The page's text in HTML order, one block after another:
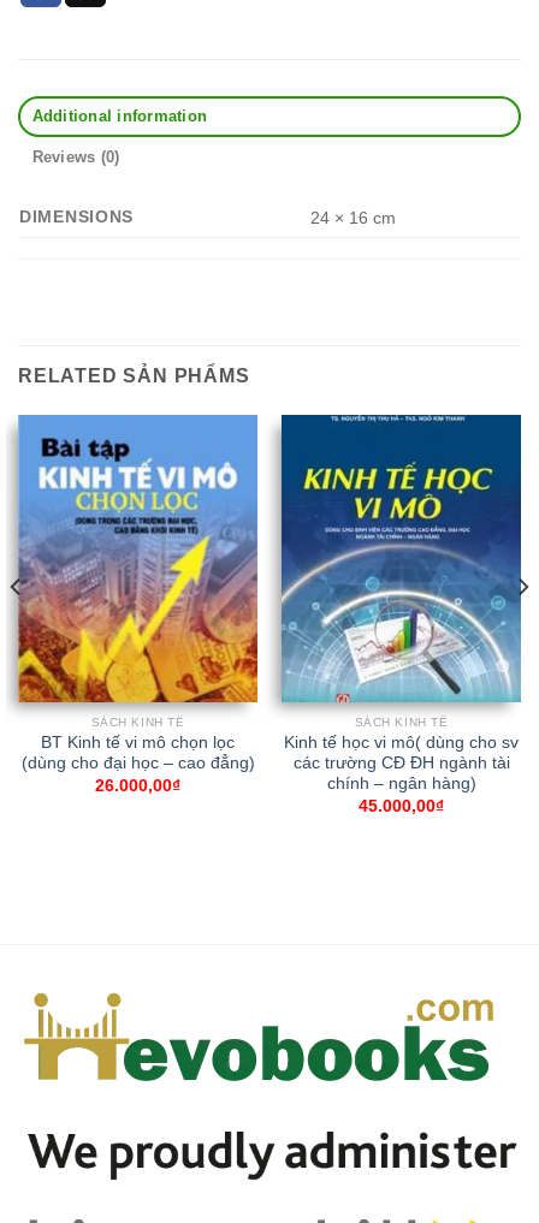
Additional information
Reviews (0)
DIMENSIONS 24 × 16 cm
RELATED SẢN PHẨMS
SÁCH KINH TẾ
BT Kinh tế vi mô chọn lọc
(dùng cho đại học – cao đẳng)
26.000,00₫
SÁCH KINH TẾ
Kinh tế học vi mô( dùng cho sv
các trường CĐ ĐH ngành tài
chính – ngân hàng)
45.000,00₫